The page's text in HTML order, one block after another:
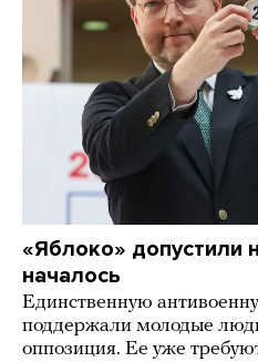
«Яблоко» допустили
началось
Единственную
поддержали молодые
оппозиция. Ее уже